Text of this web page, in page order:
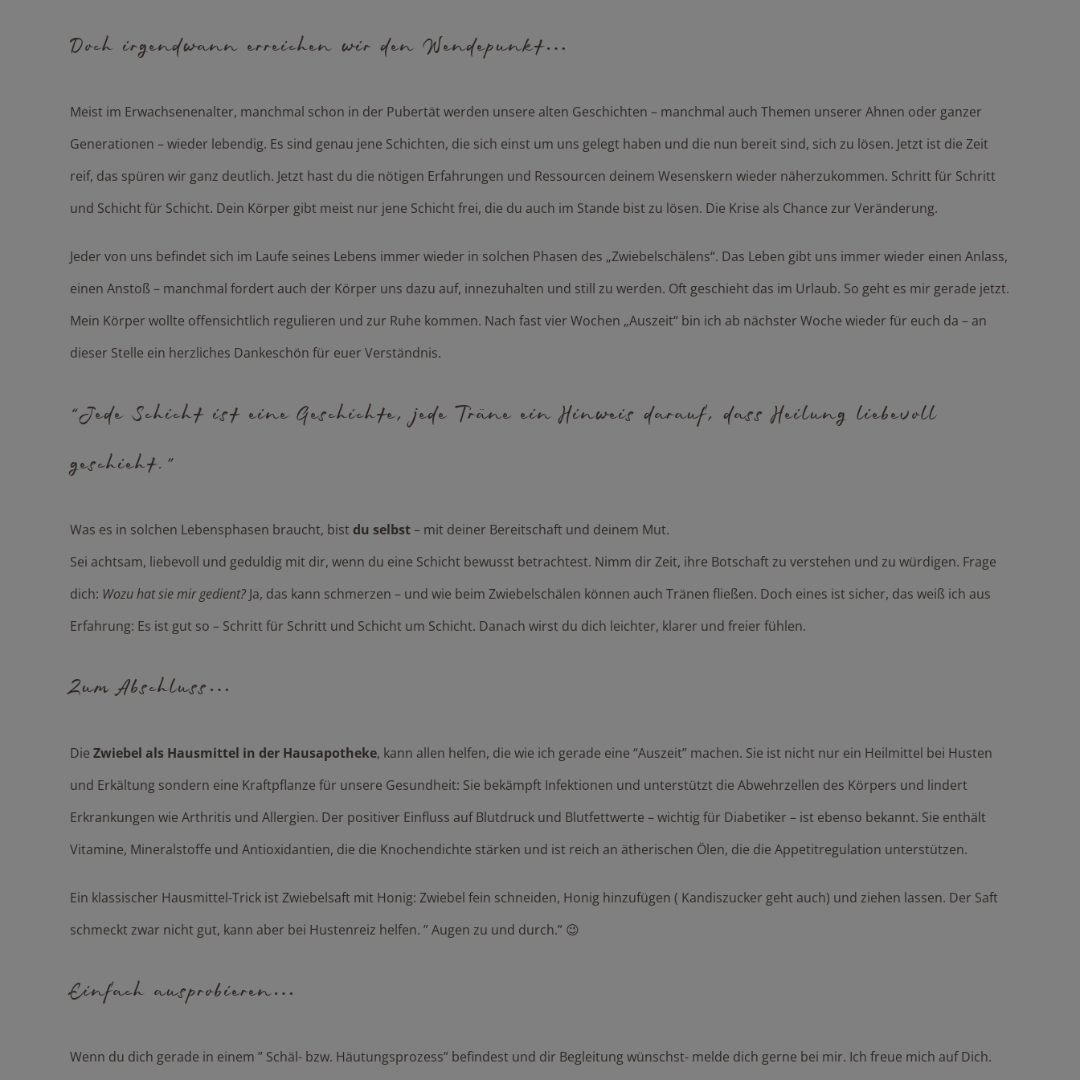
Doch irgendwann erreichen wir den Wendepunkt…
Meist im Erwachsenenalter, manchmal schon in der Pubertät werden unsere alten Geschichten – manchmal auch Themen unserer Ahnen oder ganzer
Generationen – wieder lebendig. Es sind genau jene Schichten, die sich einst um uns gelegt haben und die nun bereit sind, sich zu lösen. Jetzt ist die Zeit
reif, das spüren wir ganz deutlich. Jetzt hast du die nötigen Erfahrungen und Ressourcen deinem Wesenskern wieder näherzukommen. Schritt für Schritt
und Schicht für Schicht. Dein Körper gibt meist nur jene Schicht frei, die du auch im Stande bist zu lösen. Die Krise als Chance zur Veränderung.
Jeder von uns befindet sich im Laufe seines Lebens immer wieder in solchen Phasen des „Zwiebelschälens“. Das Leben gibt uns immer wieder einen Anlass,
einen Anstoß – manchmal fordert auch der Körper uns dazu auf, innezuhalten und still zu werden. Oft geschieht das im Urlaub. So geht es mir gerade jetzt.
Mein Körper wollte offensichtlich regulieren und zur Ruhe kommen. Nach fast vier Wochen „Auszeit“ bin ich ab nächster Woche wieder für euch da – an
dieser Stelle ein herzliches Dankeschön für euer Verständnis.
“Jede Schicht ist eine Geschichte, jede Träne ein Hinweis darauf, dass Heilung liebevoll
geschieht.”
Was es in solchen Lebensphasen braucht, bistdu selbst– mit deiner Bereitschaft und deinem Mut.
Sei achtsam, liebevoll und geduldig mit dir, wenn du eine Schicht bewusst betrachtest. Nimm dir Zeit, ihre Botschaft zu verstehen und zu würdigen. Frage
dich: Wozu hat sie mir gedient? Ja, das kann schmerzen – und wie beim Zwiebelschälen können auch Tränen fließen. Doch eines ist sicher, das weiß ich aus
Erfahrung: Es ist gut so – Schritt für Schritt und Schicht um Schicht. Danach wirst du dich leichter, klarer und freier fühlen.
Zum Abschluss…
Die Zwiebel als Hausmittel in der Hausapotheke, kann allen helfen, die wie ich gerade eine “Auszeit” machen. Sie ist nicht nur ein Heilmittel bei Husten
und Erkältung sondern eine Kraftpflanze für unsere Gesundheit: Sie bekämpft Infektionen und unterstützt die Abwehrzellen des Körpers und lindert
Erkrankungen wie Arthritis und Allergien. Der positiver Einfluss auf Blutdruck und Blutfettwerte – wichtig für Diabetiker – ist ebenso bekannt. Sie enthält
Vitamine, Mineralstoffe und Antioxidantien, die die Knochendichte stärken und ist reich an ätherischen Ölen, die die Appetitregulation unterstützen.
Ein klassischer Hausmittel-Trick ist Zwiebelsaft mit Honig: Zwiebel fein schneiden, Honig hinzufügen ( Kandiszucker geht auch) und ziehen lassen. Der Saft
schmeckt zwar nicht gut, kann aber bei Hustenreiz helfen. ” Augen zu und durch.” 😉
Einfach ausprobieren…
Wenn du dich gerade in einem ” Schäl- bzw. Häutungsprozess” befindest und dir Begleitung wünschst- melde dich gerne bei mir. Ich freue mich auf Dich.